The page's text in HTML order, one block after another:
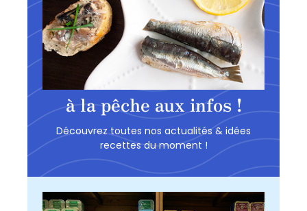
à la pêche aux infos !
Découvrez toutes nos actualités & idées
recettes du moment !